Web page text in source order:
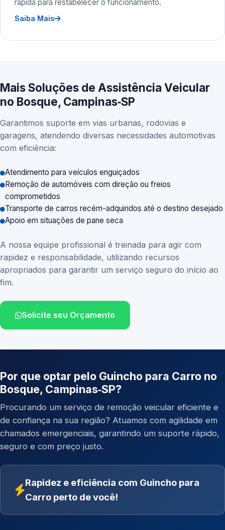
rápida para restabelecer o funcionamento.
Saiba Mais
Mais Soluções de Assistência Veicular
no Bosque, Campinas‑SP
Garantimos suporte em vias urbanas, rodovias e
garagens, atendendo diversas necessidades automotivas
com eficiência:
Atendimento para veículos enguiçados
Remoção de automóveis com direção ou freios
comprometidos
Transporte de carros recém-adquiridos até o destino desejado
Apoio em situações de pane seca
A nossa equipe profissional é treinada para agir com
rapidez e responsabilidade, utilizando recursos
apropriados para garantir um serviço seguro do início ao
fim.
Solicite seu Orçamento
Por que optar pelo Guincho para Carro no
Bosque, Campinas‑SP?
Procurando um serviço de remoção veicular eficiente e
de confiança na sua região? Atuamos com agilidade em
chamados emergenciais, garantindo um suporte rápido,
seguro e com preço justo.
Rapidez e eficiência com Guincho para
Carro perto de você!